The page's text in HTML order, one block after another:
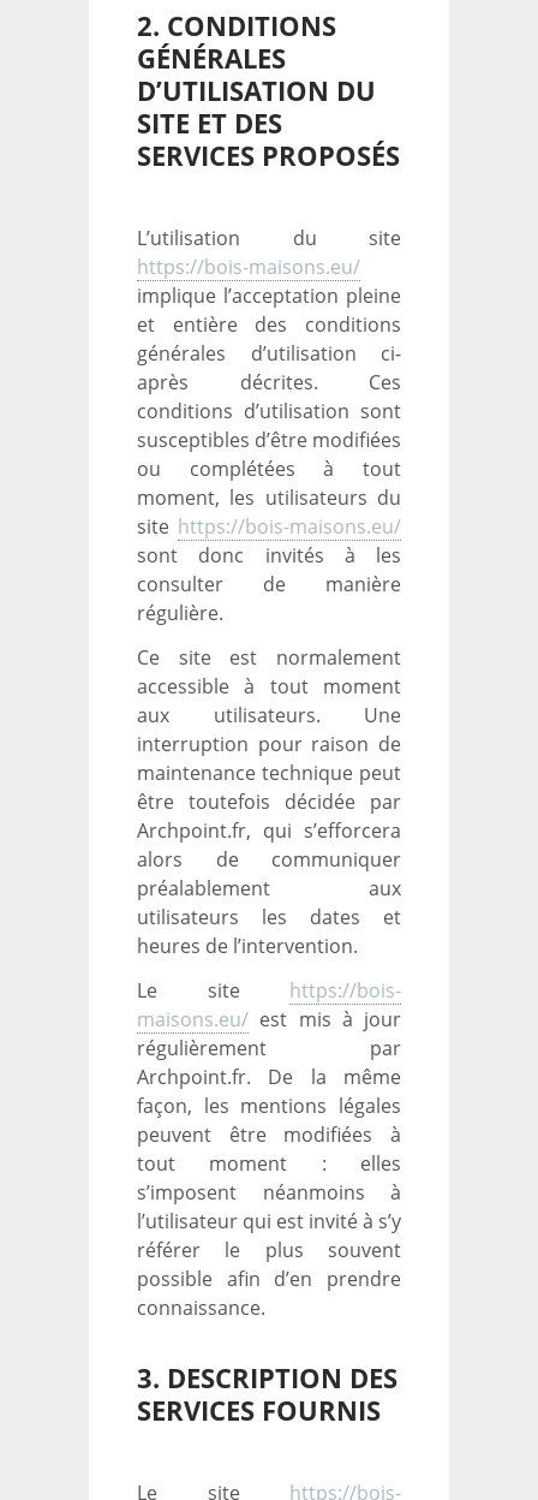
2. CONDITIONS
GÉNÉRALES
D’UTILISATION DU
SITE ET DES
SERVICES PROPOSÉS
L’utilisation du site
https://bois-maisons.eu/
implique l’acceptation pleine
et entière des conditions
générales d’utilisation ci-
après décrites. Ces
conditions d’utilisation sont
susceptibles d’être modifiées
ou complétées à tout
moment, les utilisateurs du
site https://bois-maisons.eu/
sont donc invités à les
consulter de manière
régulière.
Ce site est normalement
accessible à tout moment
aux utilisateurs. Une
interruption pour raison de
maintenance technique peut
être toutefois décidée par
Archpoint.fr, qui s’efforcera
alors de communiquer
préalablement aux
utilisateurs les dates et
heures de l’intervention.
Le site https://bois-
maisons.eu/ est mis à jour
régulièrement par
Archpoint.fr. De la même
façon, les mentions légales
peuvent être modifiées à
tout moment : elles
s’imposent néanmoins à
l’utilisateur qui est invité à s’y
référer le plus souvent
possible afin d’en prendre
connaissance.
3. DESCRIPTION DES
SERVICES FOURNIS
Le site https://bois-